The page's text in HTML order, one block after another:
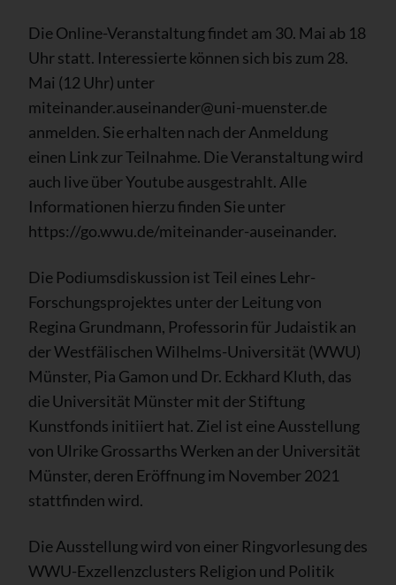
Die Online-Veranstaltung findet am 30. Mai ab 18
Uhr statt. Interessierte können sich bis zum 28.
Mai (12 Uhr) unter
miteinander.auseinander@uni-muenster.de
anmelden. Sie erhalten nach der Anmeldung
einen Link zur Teilnahme. Die Veranstaltung wird
auch live über Youtube ausgestrahlt. Alle
Informationen hierzu finden Sie unter
https://go.wwu.de/miteinander-auseinander.
Die Podiumsdiskussion ist Teil eines Lehr-
Forschungsprojektes unter der Leitung von
Regina Grundmann, Professorin für Judaistik an
der Westfälischen Wilhelms-Universität (WWU)
Münster, Pia Gamon und Dr. Eckhard Kluth, das
die Universität Münster mit der Stiftung
Kunstfonds initiiert hat. Ziel ist eine Ausstellung
von Ulrike Grossarths Werken an der Universität
Münster, deren Eröffnung im November 2021
stattfinden wird.
Die Ausstellung wird von einer Ringvorlesung des
WWU-Exzellenzclusters Religion und Politik